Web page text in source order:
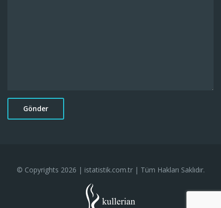
© Copyrights 2026 | istatistik.com.tr | Tüm Hakları Saklıdır.